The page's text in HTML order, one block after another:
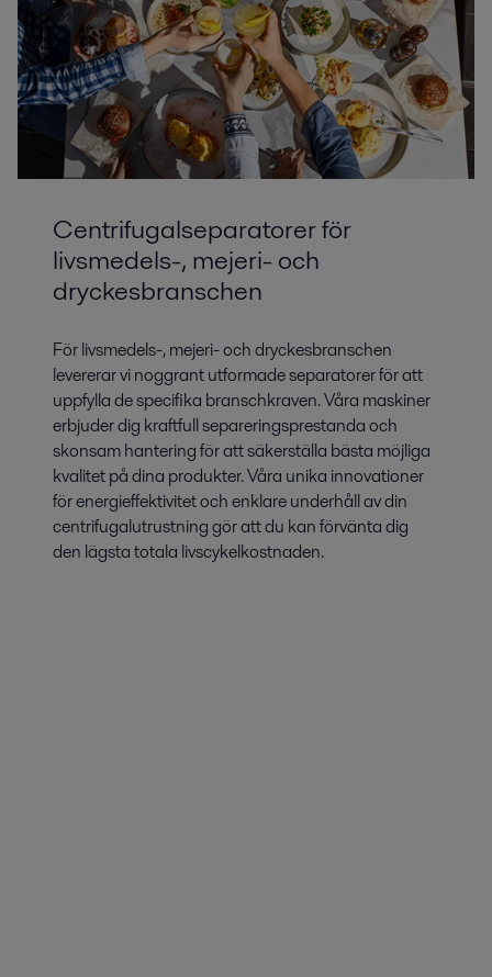
Centrifugalseparatorer för
livsmedels-, mejeri- och
dryckesbranschen
För livsmedels-, mejeri- och dryckesbranschen
levererar vi noggrant utformade separatorer för att
uppfylla de specifika branschkraven. Våra maskiner
erbjuder dig kraftfull separeringsprestanda och
skonsam hantering för att säkerställa bästa möjliga
kvalitet på dina produkter. Våra unika innovationer
för energieffektivitet och enklare underhåll av din
centrifugalutrustning gör att du kan förvänta dig
den lägsta totala livscykelkostnaden.